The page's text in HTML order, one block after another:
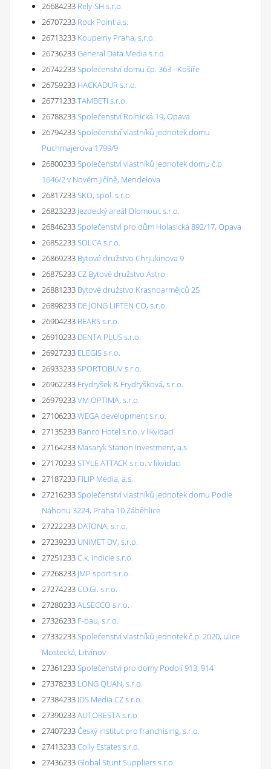
26684233 Rely-SH s.r.o.
26707233 Rock Point a.s.
26713233 Koupelny Praha, s.r.o.
26736233General Data.Media s.r.o.
26742233Společenství domu čp. 363 - Košíře
26759233 HACKADUR s.r.o.
26771233TAMBETI s.r.o.
26788233Společenství Rolnická 19, Opava
26794233Společenství vlastníků jednotek domu
Puchmajerova 1799/9
26800233Společenství vlastníků jednotek domu č.p.
1646/2 v Novém Jičíně, Mendelova
26817233SKO, spol. s r.o.
26823233 Jezdecký areál Olomouc s.r.o.
26846233Společenství pro dům Holasická 892/17, Opava
26852233SOLCA s.r.o.
26869233 Bytové družstvo Chrjukinova 9
26875233CZ Bytové družstvo Astro
26881233 Bytové družstvo Krasnoarmějců 25
26898233 DE JONG LIFTEN CO, s.r.o.
26904233 BEARS s.r.o.
26910233 DENTA PLUS s.r.o.
26927233 ELEGIS s.r.o.
26933233SPORTOBUV s.r.o.
26962233 Frydryšek & Frydryšková, s.r.o.
26979233VM OPTIMA, s.r.o.
27106233WEGA development s.r.o.
27135233 Banco Hotel s.r.o. v likvidaci
27164233 Masaryk Station Investment, a.s.
27170233STYLE ATTACK s.r.o. v likvidaci
27187233 FILIP Media, a.s.
27216233Společenství vlastníků jednotek domu Podle
Náhonu 3224, Praha 10 Záběhlice
27222233 DATONA, s.r.o.
27239233 UNIMET DV, s.r.o.
27251233C.k. Indicie s.r.o.
27268233 JMP sport s.r.o.
27274233CO.GI. s.r.o.
27280233ALSECCO s.r.o.
27326233 F-bau, s.r.o.
27332233Společenství vlastníků jednotek č.p. 2020, ulice
Mostecká, Litvínov
27361233Společenství pro domy Podolí 913, 914
27378233 LONG QUAN, s.r.o.
27384233 IDS Media CZ s.r.o.
27390233AUTORESTA s.r.o.
27407233Český institut pro franchising, s.r.o.
27413233Colly Estates s.r.o.
27436233Global Stunt Suppliers s.r.o.